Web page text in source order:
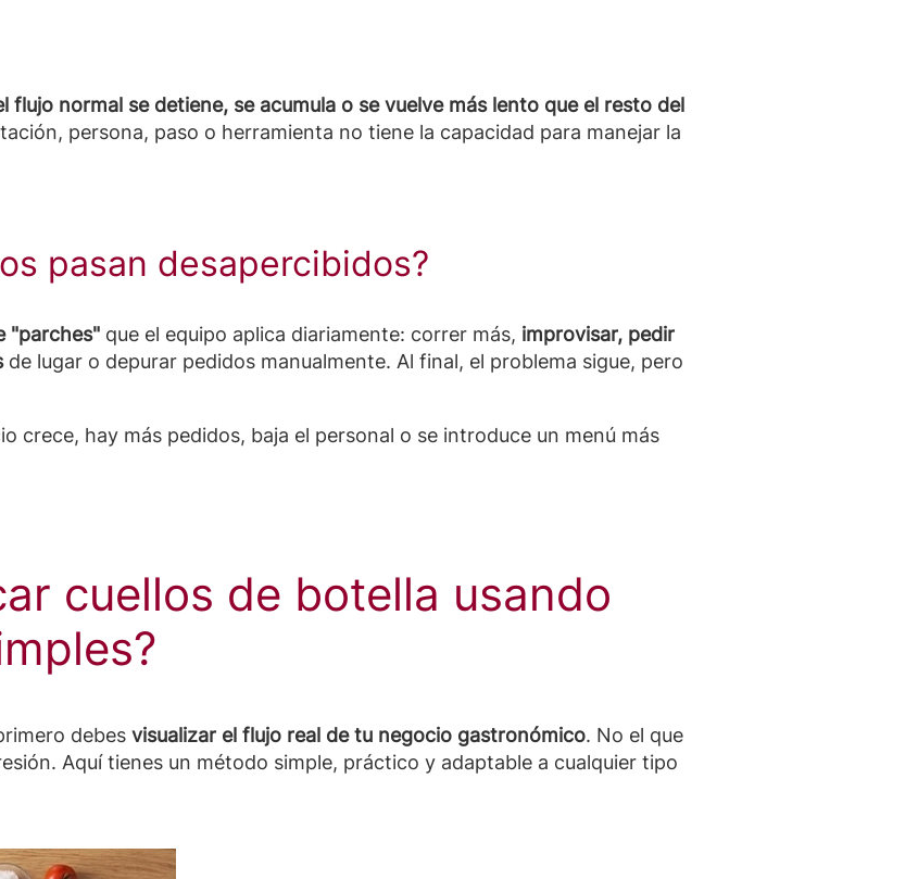
flujo normal se detiene, se acumula o se vuelve más lento que el resto del
persona, paso o herramienta no tiene la capacidad para manejar la
pasan desapercibidos?
"parches" que el equipo aplica diariamente: correr más, improvisar, pedir
de lugar o depurar pedidos manualmente. Al final, el problema sigue, pero
crece, hay más pedidos, baja el personal o se introduce un menú más
cuellos de botella usando
debes visualizar el flujo real de tu negocio gastronómico. No el que
Aquí tienes un método simple, práctico y adaptable a cualquier tipo